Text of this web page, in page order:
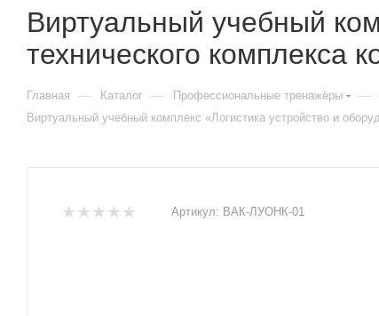
Виртуальный учебный
технического комплекса
Главная — Каталог — Профессиональные тренажёры —
Виртуальный учебный комплекс «Логистика устройство и
Артикул: ВАК-ЛУОНК-01